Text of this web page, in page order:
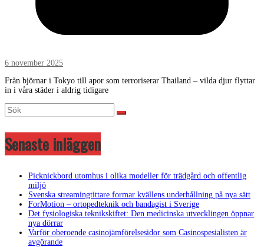
6 november 2025
Från björnar i Tokyo till apor som terroriserar Thailand – vilda djur flyttar
in i våra städer i aldrig tidigare
Senaste inläggen
Picknickbord utomhus i olika modeller för trädgård och offentlig
miljö
Svenska streamingtittare formar kvällens underhållning på nya sätt
ForMotion – ortopedteknik och bandagist i Sverige
Det fysiologiska teknikskiftet: Den medicinska utvecklingen öppnar
nya dörrar
Varför oberoende casinojämförelsesidor som Casinospesialisten är
avgörande